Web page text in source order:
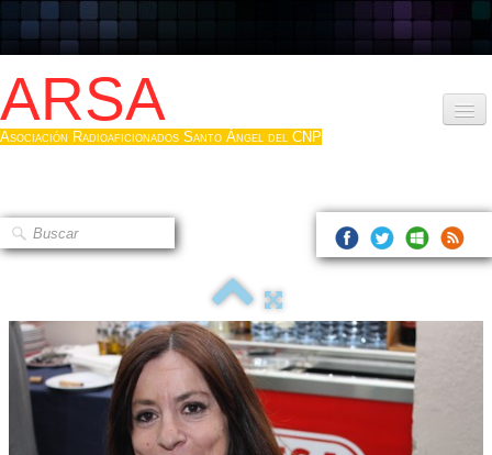
ARSA
Asociación Radioaficionados Santo Ángel del CNP
Que es la ARSA
Hacerse socio
Log diploma en Pdf